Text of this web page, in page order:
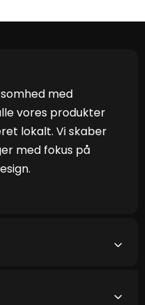
med
vores produkter
lokalt. Vi skaber
med fokus på